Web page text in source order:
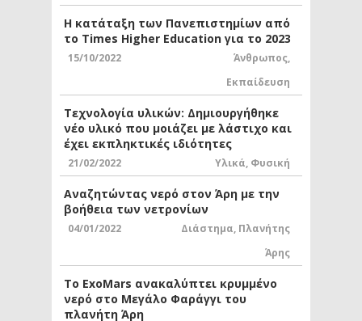
Η κατάταξη των Πανεπιστημίων από
το Times Higher Education για το 2023
15/10/2022 Άνθρωπος,
Εκπαίδευση
Τεχνολογία υλικών: Δημιουργήθηκε
νέο υλικό που μοιάζει με λάστιχο και
έχει εκπληκτικές ιδιότητες
21/02/2022 Υλικά, Φυσική
Αναζητώντας νερό στον Άρη με την
βοήθεια των νετρονίων
04/01/2022 Διάστημα, Πλανήτης
Άρης
Το ExoMars ανακαλύπτει κρυμμένο
νερό στο Μεγάλο Φαράγγι του
πλανήτη Άρη